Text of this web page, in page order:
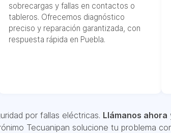
sobrecargas y fallas en contactos o
tableros. Ofrecemos diagnóstico
preciso y reparación garantizada, con
respuesta rápida en Puebla.
por fallas eléctricas. Llámanos ahora
Tecuanipan solucione tu problema